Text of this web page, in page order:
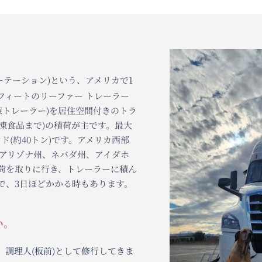
う、アメリカで1
ァー トレーラー
住空間付きのトラ
が主です。最大
。アメリカ西部
ダ州、アイダホ
トレーラーに積ん
時もあります。
して修行してきま